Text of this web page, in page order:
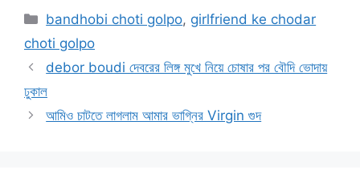
Categories
bandhobi choti golpo, girlfriend ke chodar
choti golpo
debor boudi দেবরের লিঙ্গ মুখে নিয়ে চোষার পর বৌদি ভোদায়
ঢুকাল
আমিও চাটতে লাগলাম আমার ভাগ্নির Virgin গুদ